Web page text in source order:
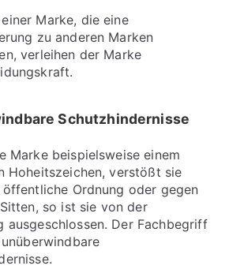
Marke, die eine
zu anderen Marken
verleihen der Marke
Schutzhindernisse
Marke beispielsweise einem
Hoheitszeichen, verstößt sie
Ordnung oder gegen
so ist sie von der
ausgeschlossen. Der Fachbegriff